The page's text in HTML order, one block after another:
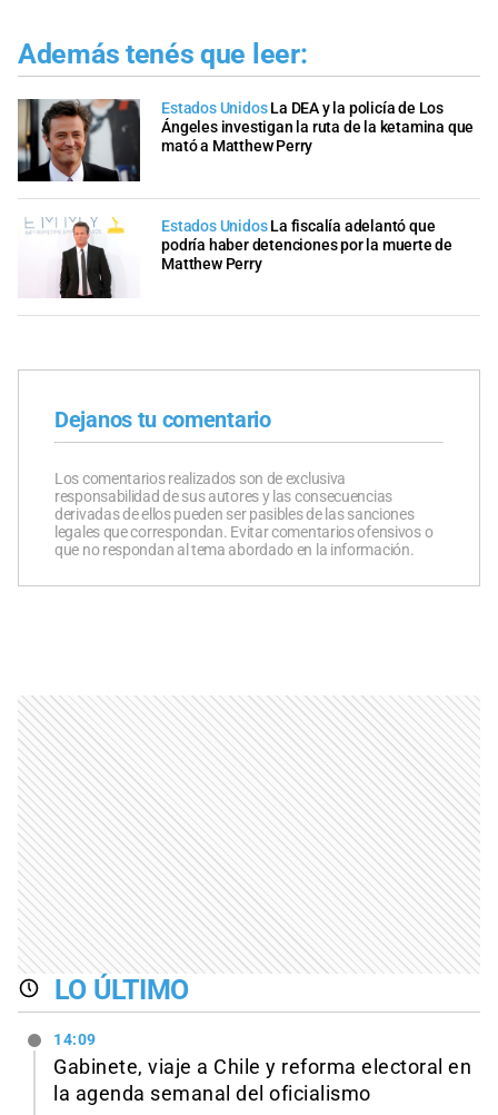
Además tenés que leer:
Estados Unidos La DEA y la policía de Los
Ángeles investigan la ruta de la ketamina que
mató a Matthew Perry
Estados Unidos La fiscalía adelantó que
podría haber detenciones por la muerte de
Matthew Perry
Dejanos tu comentario
Los comentarios realizados son de exclusiva
responsabilidad de sus autores y las consecuencias
derivadas de ellos pueden ser pasibles de las sanciones
legales que correspondan. Evitar comentarios ofensivos o
que no respondan al tema abordado en la información.
LO ÚLTIMO
14:09
Gabinete, viaje a Chile y reforma electoral en
la agenda semanal del oficialismo